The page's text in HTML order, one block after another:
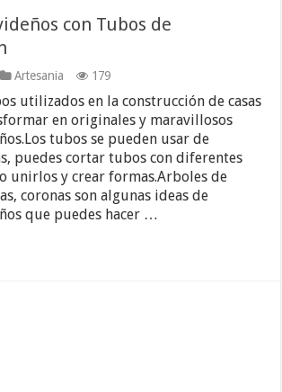
con Tubos de
Artesania 179
utilizados en la construcción de casas
en originales y maravillosos
tubos se pueden usar de
puedes cortar tubos con diferentes
unirlos y crear formas.Arboles de
coronas son algunas ideas de
que puedes hacer …